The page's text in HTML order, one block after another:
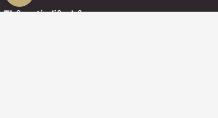
Thông tin liên hệ